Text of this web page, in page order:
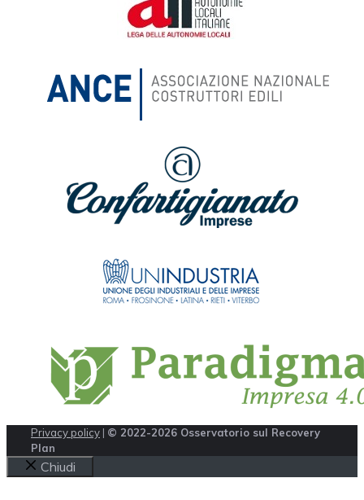
Privacy policy | © 2022-2026 Osservatorio sul Recovery
Plan
Chiudi